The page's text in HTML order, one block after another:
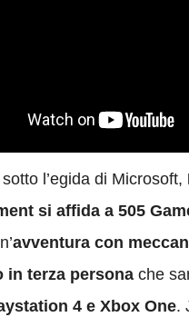
l’egida di Microsoft,
si affida a 505
avventura con
in terza persona che
4 e Xbox One.